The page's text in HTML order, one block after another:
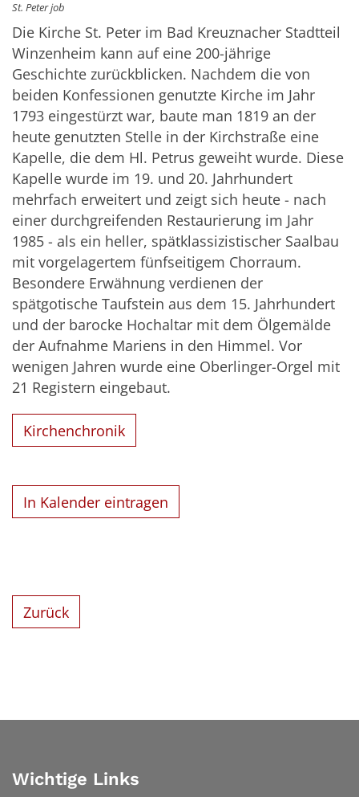
St. Peter job
Die Kirche St. Peter im Bad Kreuznacher Stadtteil
Winzenheim kann auf eine 200-jährige
Geschichte zurückblicken. Nachdem die von
beiden Konfessionen genutzte Kirche im Jahr
1793 eingestürzt war, baute man 1819 an der
heute genutzten Stelle in der Kirchstraße eine
Kapelle, die dem Hl. Petrus geweiht wurde. Diese
Kapelle wurde im 19. und 20. Jahrhundert
mehrfach erweitert und zeigt sich heute - nach
einer durchgreifenden Restaurierung im Jahr
1985 - als ein heller, spätklassizistischer Saalbau
mit vorgelagertem fünfseitigem Chorraum.
Besondere Erwähnung verdienen der
spätgotische Taufstein aus dem 15. Jahrhundert
und der barocke Hochaltar mit dem Ölgemälde
der Aufnahme Mariens in den Himmel. Vor
wenigen Jahren wurde eine Oberlinger-Orgel mit
21 Registern eingebaut.
Kirchenchronik
In Kalender eintragen
Zurück
Wichtige Links